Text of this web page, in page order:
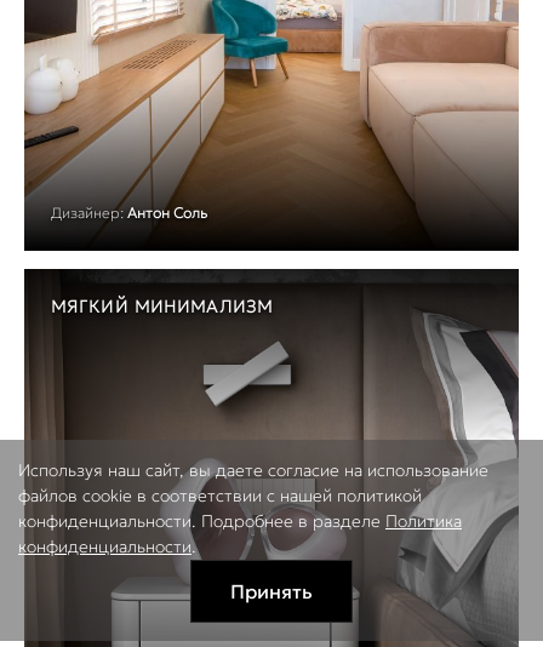
Дизайнер: Антон Соль
МЯГКИЙ МИНИМАЛИЗМ
Используя наш сайт, вы даете согласие на использование
файлов cookie в соответствии с нашей политикой
конфиденциальности. Подробнее в разделе Политика
конфиденциальности.
Принять